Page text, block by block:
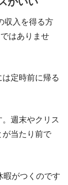
収入を得る方
はありませ
定時前に帰る
週末やクリス
が当たり前で
暇がつくのです